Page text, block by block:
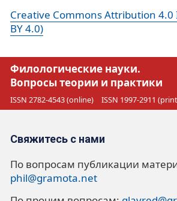
Creative Commons Attribution
BY 4.0)
Филологические науки.
Вопросы теории и практики
ISSN 2782-4543 (online) ISSN 1997-2911
Свяжитесь с нами
По вопросам публикации
phil@gramota.net